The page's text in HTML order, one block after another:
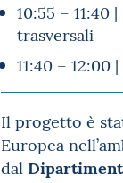
10:55 –
trasversali
11:40 –
Il progetto è
Europea
dal